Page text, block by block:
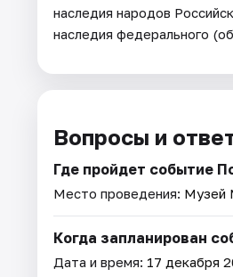
наследия народов
наследия федерального
Вопросы и
Где пройдет событие
Место проведения: Музей
Когда запланирован
Дата и время: 17 декабря